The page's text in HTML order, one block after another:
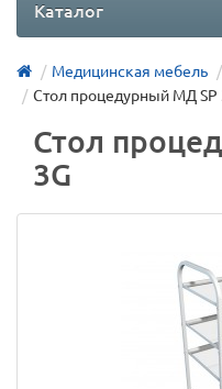
Каталог
Медицинская мебель
Стол процедурный МД SP
Стол
3G